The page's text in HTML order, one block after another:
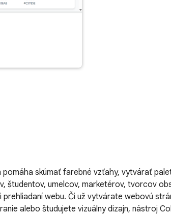
skúmať farebné vzťahy, vytvárať
študentov, umelcov, marketérov, tvorcov
webu. Či už vytvárate webovú
alebo študujete vizuálny dizajn, nástroj